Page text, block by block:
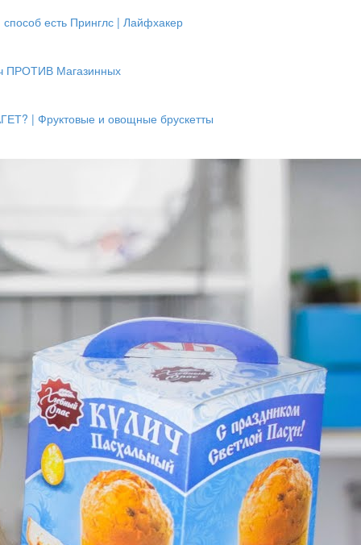
есть Принглс | Лайфхакер
ПРОТИВ Магазинных
| Фруктовые и овощные брускетты